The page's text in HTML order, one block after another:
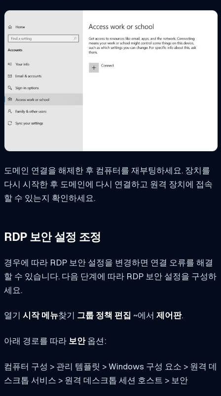
도메인 연결을 해제한 후 컴퓨터를 재부팅하세요. 장치를
다시 시작한 후 도메인에 다시 연결하고 원격 장치에 접속
할 수 있는지 확인하세요.
RDP 보안 설정 조정
경우에 따라 RDP 보안 설정을 변경하면 연결 오류를 해결
할 수 있습니다. 다음 단계에 따라 RDP 보안 설정을 구성하
세요.
열기 시작 메뉴찾기 그룹 정책 편집 ~에서 제어판.
아래 경로를 따라 보안옵션:
컴퓨터 구성 > 관리 템플릿 > Windows 구성 요소 > 원격 데
스크톱 서비스 > 원격 데스크톱 세션 호스트 > 보안